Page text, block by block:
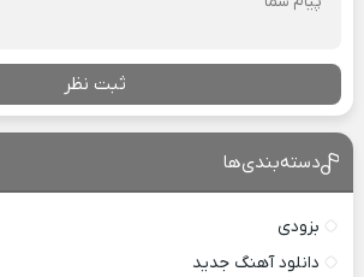
ثبت نظر
دسته‌بندی‌ها
بزودی
دانلود آهنگ جدید